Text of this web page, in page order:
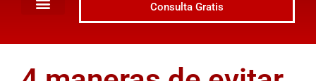
Consulta Gratis